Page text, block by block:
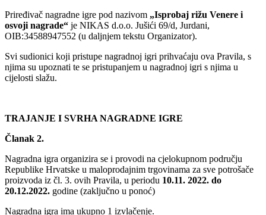
Priređivač nagradne igre pod nazivom „Isprobaj rižu Venere i
osvoji nagrade“ je NIKAS d.o.o. Jušići 69/d, Jurdani,
OIB:34588947552 (u daljnjem tekstu Organizator).
Svi sudionici koji pristupe nagradnoj igri prihvaćaju ova Pravila, s
njima su upoznati te se pristupanjem u nagradnoj igri s njima u
cijelosti slažu.
TRAJANJE I SVRHA NAGRADNE IGRE
Članak 2.
Nagradna igra organizira se i provodi na cjelokupnom području
Republike Hrvatske u maloprodajnim trgovinama za sve potrošače
proizvoda iz čl. 3. ovih Pravila, u periodu 10.11. 2022. do
20.12.2022. godine (zaključno u ponoć)
Nagradna igra ima ukupno 1 izvlačenje.